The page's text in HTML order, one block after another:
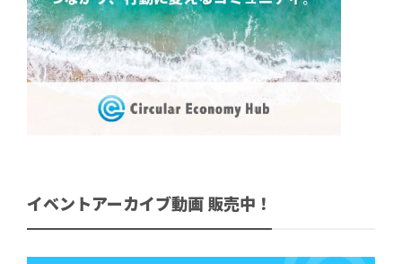
イベントアーカイブ動画 販売中！